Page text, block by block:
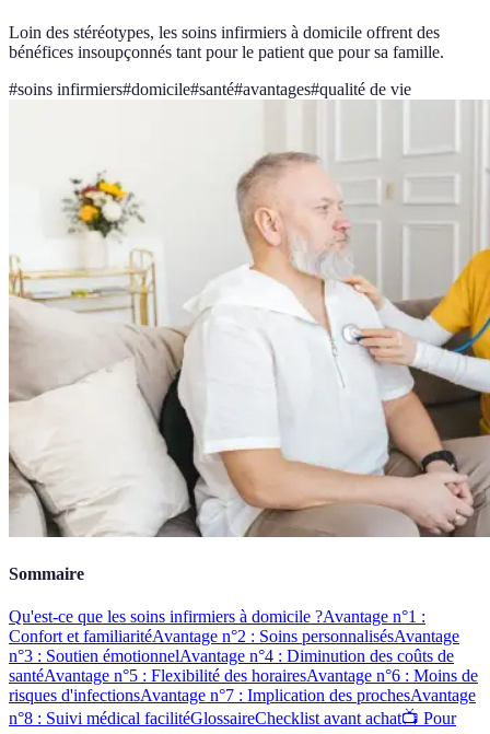
Loin des stéréotypes, les soins infirmiers à domicile offrent des
bénéfices insoupçonnés tant pour le patient que pour sa famille.
#soins infirmiers#domicile#santé#avantages#qualité de vie
Sommaire
Qu'est-ce que les soins infirmiers à domicile ?Avantage n°1 :
Confort et familiaritéAvantage n°2 : Soins personnalisésAvantage
n°3 : Soutien émotionnelAvantage n°4 : Diminution des coûts de
santéAvantage n°5 : Flexibilité des horairesAvantage n°6 : Moins de
risques d'infectionsAvantage n°7 : Implication des prochesAvantage
n°8 : Suivi médical facilitéGlossaireChecklist avant achat📺 Pour